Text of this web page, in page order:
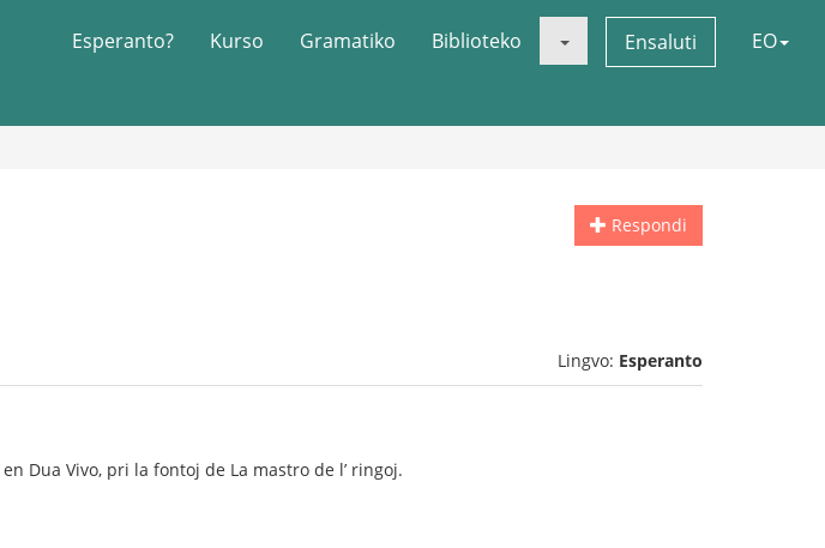
Esperanto? Kurso Gramatiko Biblioteko Ensaluti EO
Respondi
Lingvo: Esperanto
Dua Vivo, pri la fontoj de La mastro de l’ ringoj.